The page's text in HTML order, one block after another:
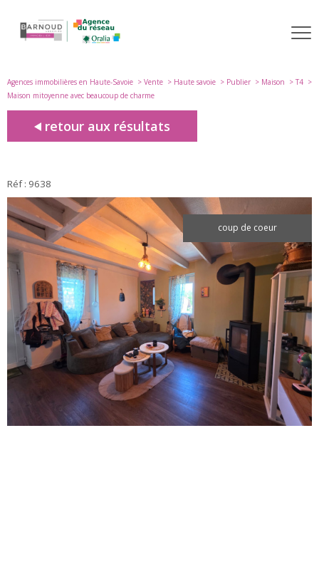
Agences immobilières en Haute-Savoie Vente Haute savoie Publier Maison
T4
Maison mitoyenne avec beaucoup de charme
retour aux résultats
Réf : 9638
coup de coeur